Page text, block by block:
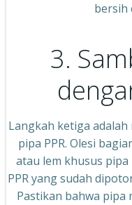
bersih
3.
Langkah ketiga
pipa PPR. Olesi
atau lem khusus pipa
PPR yang sudah
Pastikan bahwa pipa